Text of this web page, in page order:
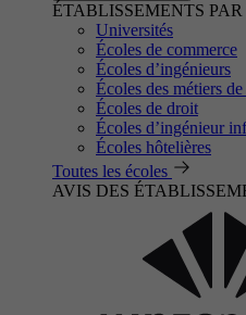
ÉTABLISSEMENTS PAR
Universités
Écoles de commerce
Écoles d’ingénieurs
Écoles des métiers
Écoles de droit
Écoles d’ingénieur
Écoles hôtelières
Toutes les écoles
AVIS DES